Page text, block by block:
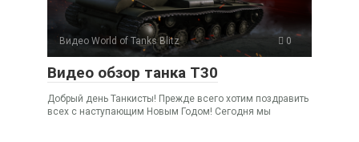
Видео World of Tanks Blitz 0
Видео обзор танка Т30
Добрый день Танкисты! Прежде всего хотим поздравить
всех с наступающим Новым Годом! Сегодня мы